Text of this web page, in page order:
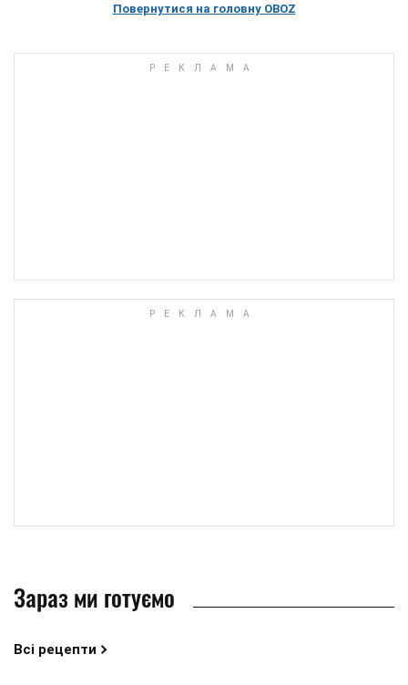
Повернутися на головну OBOZ
Зараз ми готуємо
Всі рецепти